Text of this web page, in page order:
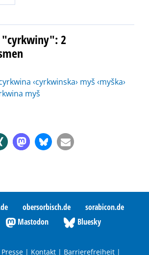
"cyrkwiny": 2
‹cyrkwinska› myš ‹myška›
myš
obersorbisch.de
sorabicon.de
Mastodon Bluesky
Presse | Kontakt | Barrierefreiheit |